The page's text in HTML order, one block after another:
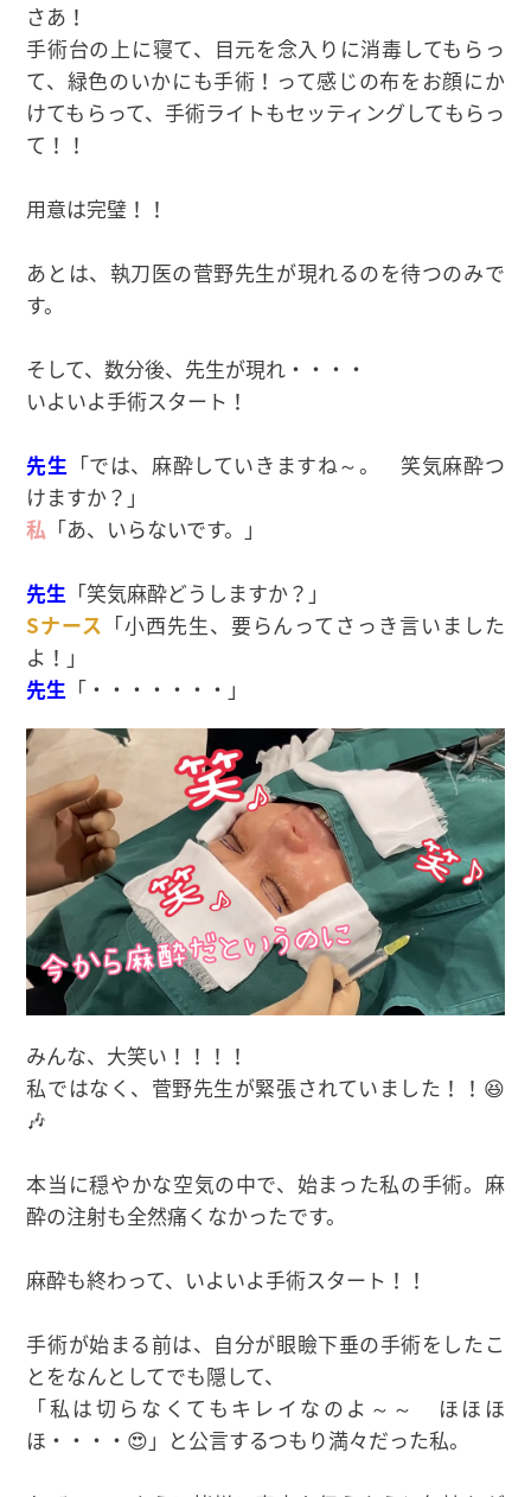
さあ！
手術台の上に寝て、目元を念入りに消毒してもらっ
て、緑色のいかにも手術！って感じの布をお顔にか
けてもらって、手術ライトもセッティングしてもらっ
て！！
用意は完璧！！
あとは、執刀医の菅野先生が現れるのを待つのみで
す。
そして、数分後、先生が現れ・・・・
いよいよ手術スタート！
先生 「では、麻酔していきますね～。 笑気麻酔つ
けますか？」
私 「あ、いらないです。」
先生 「笑気麻酔どうしますか？」
Sナース 「小西先生、要らんってさっき言いました
よ！」
先生 「・・・・・・・」
みんな、大笑い！！！！
私ではなく、菅野先生が緊張されていました！！😆
🎶
本当に穏やかな空気の中で、始まった私の手術。麻
酔の注射も全然痛くなかったです。
麻酔も終わって、いよいよ手術スタート！！
手術が始まる前は、自分が眼瞼下垂の手術をしたこ
とをなんとしてでも隠して、
「私は切らなくてもキレイなのよ～～ ほほほ
ほ・・・・😍」と公言するつもり満々だった私。